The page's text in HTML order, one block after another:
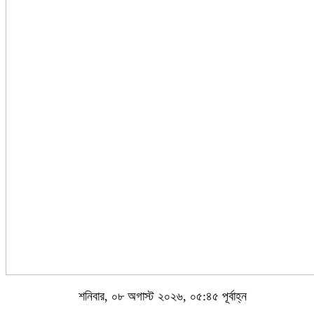
শনিবার, ০৮ অগাস্ট ২০২৬, ০৫:৪৫ পূর্বাহ্ন